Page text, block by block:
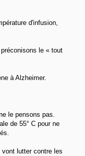
d'infusion,
le « tout
à Alzheimer.
le pensons pas.
de 55° C pour ne
lutter contre les